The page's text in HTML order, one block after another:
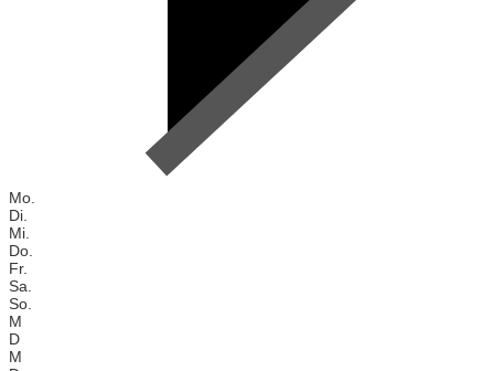
Mo.
Di.
Mi.
Do.
Fr.
Sa.
So.
M
D
M